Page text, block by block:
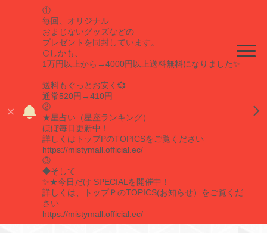
①
毎回、オリジナル
おまじないグッズなどの
プレゼントを同封しています。
🌕しかも、
1万円以上から→4000円以上送料無料になりました✨
送料もぐっとお安く💞
通常520円→410円
②
★星占い（星座ランキング）
ほぼ毎日更新中！
詳しくはトップPのTOPICSをご覧ください
https://mistymall.official.ec/
③
◆そして
✨★今日だけ SPECIALを開催中！
詳しくは、トップＰのTOPICS(お知らせ）をご覧くだ
さい
https://mistymall.official.ec/